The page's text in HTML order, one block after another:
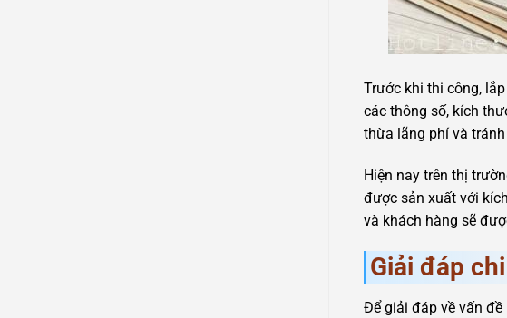
Trước khi thi công,
các thông số, kích
thừa lãng phí và
Hiện nay trên thị
được sản xuất với
và khách hàng sẽ
Giải đáp
Để giải đáp về vấn đề